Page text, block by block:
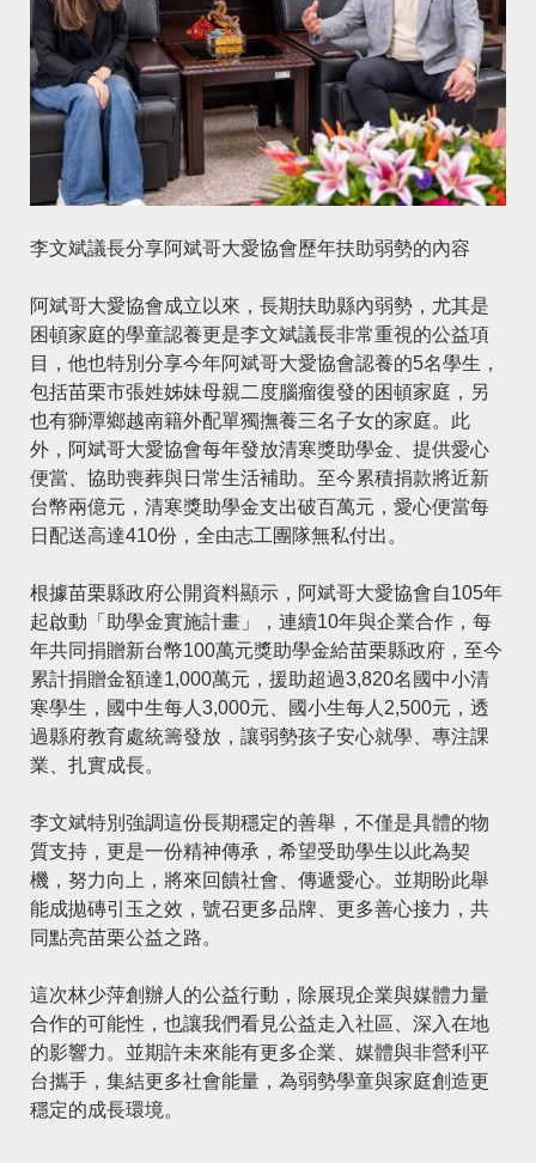
李文斌議長分享阿斌哥大愛協會歷年扶助弱勢的內容
阿斌哥大愛協會成立以來，長期扶助縣內弱勢，尤其是
困頓家庭的學童認養更是李文斌議長非常重視的公益項
目，他也特別分享今年阿斌哥大愛協會認養的5名學生，
包括苗栗市張姓姊妹母親二度腦瘤復發的困頓家庭，另
也有獅潭鄉越南籍外配單獨撫養三名子女的家庭。此
外，阿斌哥大愛協會每年發放清寒獎助學金、提供愛心
便當、協助喪葬與日常生活補助。至今累積捐款將近新
台幣兩億元，清寒獎助學金支出破百萬元，愛心便當每
日配送高達410份，全由志工團隊無私付出。
根據苗栗縣政府公開資料顯示，阿斌哥大愛協會自105年
起啟動「助學金實施計畫」，連續10年與企業合作，每
年共同捐贈新台幣100萬元獎助學金給苗栗縣政府，至今
累計捐贈金額達1,000萬元，援助超過3,820名國中小清
寒學生，國中生每人3,000元、國小生每人2,500元，透
過縣府教育處統籌發放，讓弱勢孩子安心就學、專注課
業、扎實成長。
李文斌特別強調這份長期穩定的善舉，不僅是具體的物
質支持，更是一份精神傳承，希望受助學生以此為契
機，努力向上，將來回饋社會、傳遞愛心。並期盼此舉
能成拋磚引玉之效，號召更多品牌、更多善心接力，共
同點亮苗栗公益之路。
這次林少萍創辦人的公益行動，除展現企業與媒體力量
合作的可能性，也讓我們看見公益走入社區、深入在地
的影響力。並期許未來能有更多企業、媒體與非營利平
台攜手，集結更多社會能量，為弱勢學童與家庭創造更
穩定的成長環境。